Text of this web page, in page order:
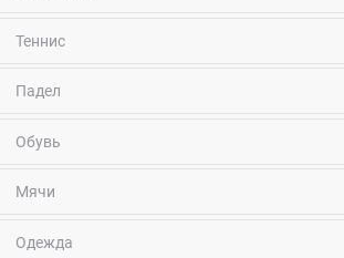
Теннис
Падел
Обувь
Мячи
Одежда